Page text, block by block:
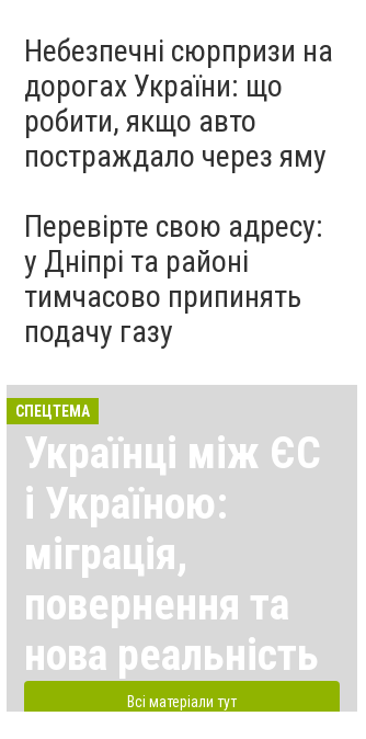
Небезпечні сюрпризи на
дорогах України: що
робити, якщо авто
постраждало через яму
Перевірте свою адресу:
у Дніпрі та районі
тимчасово припинять
подачу газу
СПЕЦТЕМА
Українці між ЄС
і Україною:
міграція,
повернення та
нова реальність
Всі матеріали тут